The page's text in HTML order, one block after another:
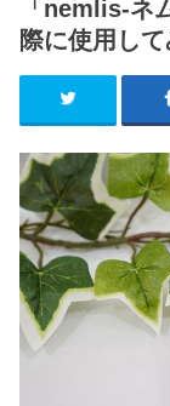
「nemlis-ネ
際に使用し